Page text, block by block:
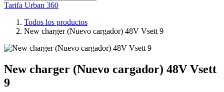
Tarifa Urban 360
Todos los productos
New charger (Nuevo cargador) 48V Vsett 9
New charger (Nuevo cargador) 48V Vsett
9